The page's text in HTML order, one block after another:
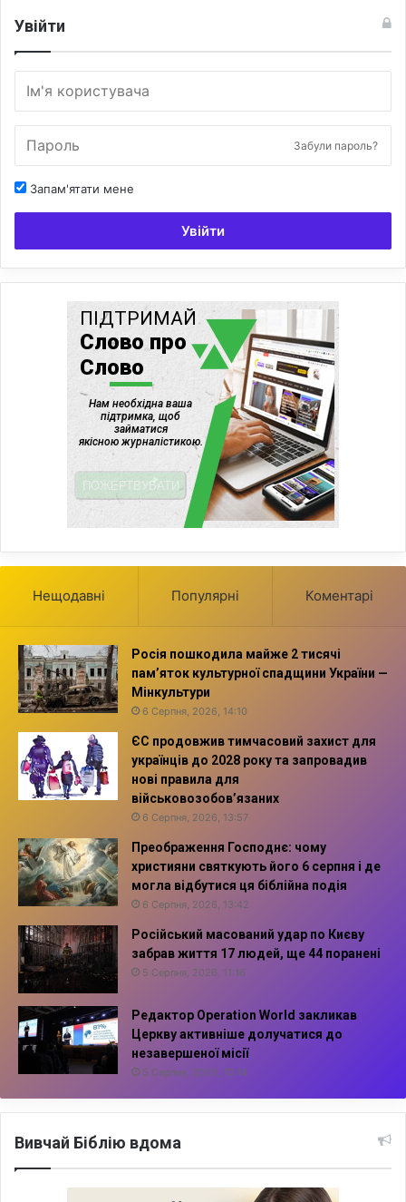
Увійти
Забули пароль?
Запам'ятати мене
Увійти
Нещодавні Популярні Коментарі
Росія пошкодила майже 2 тисячі
пам’яток культурної спадщини України —
Мінкультури
6 Серпня, 2026, 14:10
ЄС продовжив тимчасовий захист для
українців до 2028 року та запровадив
нові правила для
військовозобов’язаних
6 Серпня, 2026, 13:57
Преображення Господнє: чому
християни святкують його 6 серпня і де
могла відбутися ця біблійна подія
6 Серпня, 2026, 13:42
Російський масований удар по Києву
забрав життя 17 людей, ще 44 поранені
5 Серпня, 2026, 11:16
Редактор Operation World закликав
Церкву активніше долучатися до
незавершеної місії
5 Серпня, 2026, 10:14
Вивчай Біблію вдома